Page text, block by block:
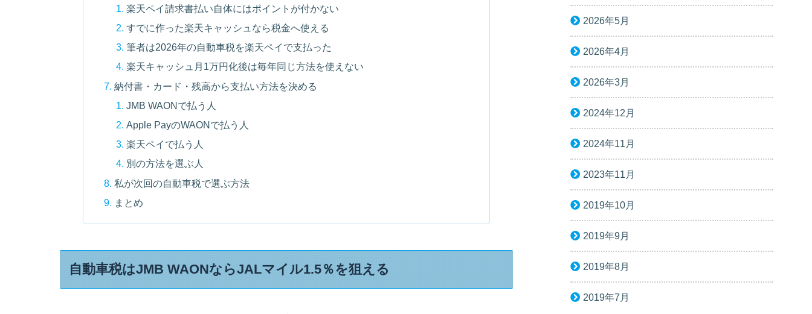
楽天ペイ請求書払い自体にはポイントが付かない
すでに作った楽天キャッシュなら税金へ使える
筆者は2026年の自動車税を楽天ペイで支払った
楽天キャッシュ月1万円化後は毎年同じ方法を使えない
納付書・カード・残高から支払い方法を決める
JMB WAONで払う人
Apple PayのWAONで払う人
楽天ペイで払う人
別の方法を選ぶ人
私が次回の自動車税で選ぶ方法
まとめ
自動車税はJMB WAONならJALマイル1.5％を狙える
2026年5月
2026年4月
2026年3月
2024年12月
2024年11月
2023年11月
2019年10月
2019年9月
2019年8月
2019年7月